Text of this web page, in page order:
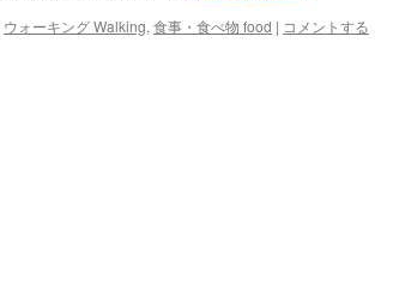
ウォーキング Walking, 食事・食べ物 food | コメントする